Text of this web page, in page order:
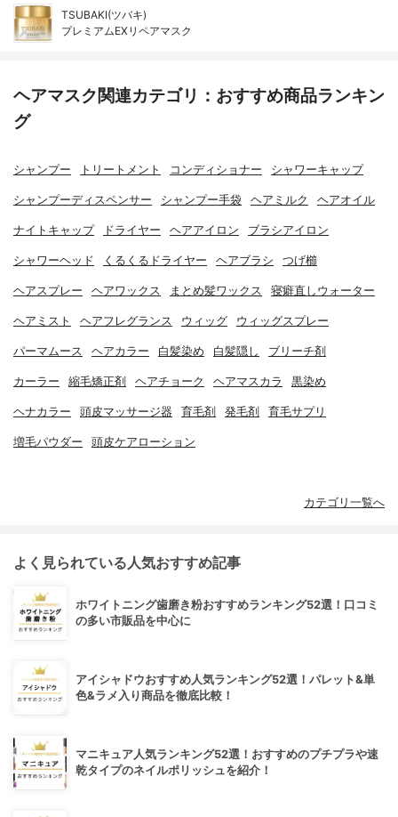
TSUBAKI(ツバキ)
プレミアムEXリペアマスク
ヘアマスク関連カテゴリ：おすすめ商品ランキン
グ
シャンプー トリートメント コンディショナー シャワーキャップ
シャンプーディスペンサー シャンプー手袋 ヘアミルク ヘアオイル
ナイトキャップ ドライヤー ヘアアイロン ブラシアイロン
シャワーヘッド くるくるドライヤー ヘアブラシ つげ櫛
ヘアスプレー ヘアワックス まとめ髪ワックス 寝癖直しウォーター
ヘアミスト ヘアフレグランス ウィッグ ウィッグスプレー
パーマムース ヘアカラー 白髪染め 白髪隠し ブリーチ剤
カーラー 縮毛矯正剤 ヘアチョーク ヘアマスカラ 黒染め
ヘナカラー 頭皮マッサージ器 育毛剤 発毛剤 育毛サプリ
増毛パウダー 頭皮ケアローション
カテゴリ一覧へ
よく見られている人気おすすめ記事
ホワイトニング歯磨き粉おすすめランキング52選！口コミ
の多い市販品を中心に
アイシャドウおすすめ人気ランキング52選！パレット&単
色&ラメ入り商品を徹底比較！
マニキュア人気ランキング52選！おすすめのプチプラや速
乾タイプのネイルポリッシュを紹介！